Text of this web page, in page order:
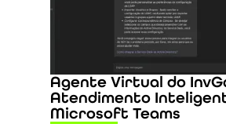
Agente Virtual do
Atendimento
Microsoft Teams